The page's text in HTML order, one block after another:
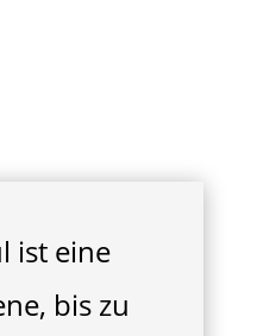
ist eine
bis zu